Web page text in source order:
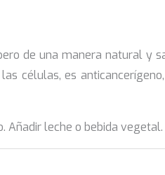
de una manera natural y
células, es
Añadir leche o bebida vegetal.